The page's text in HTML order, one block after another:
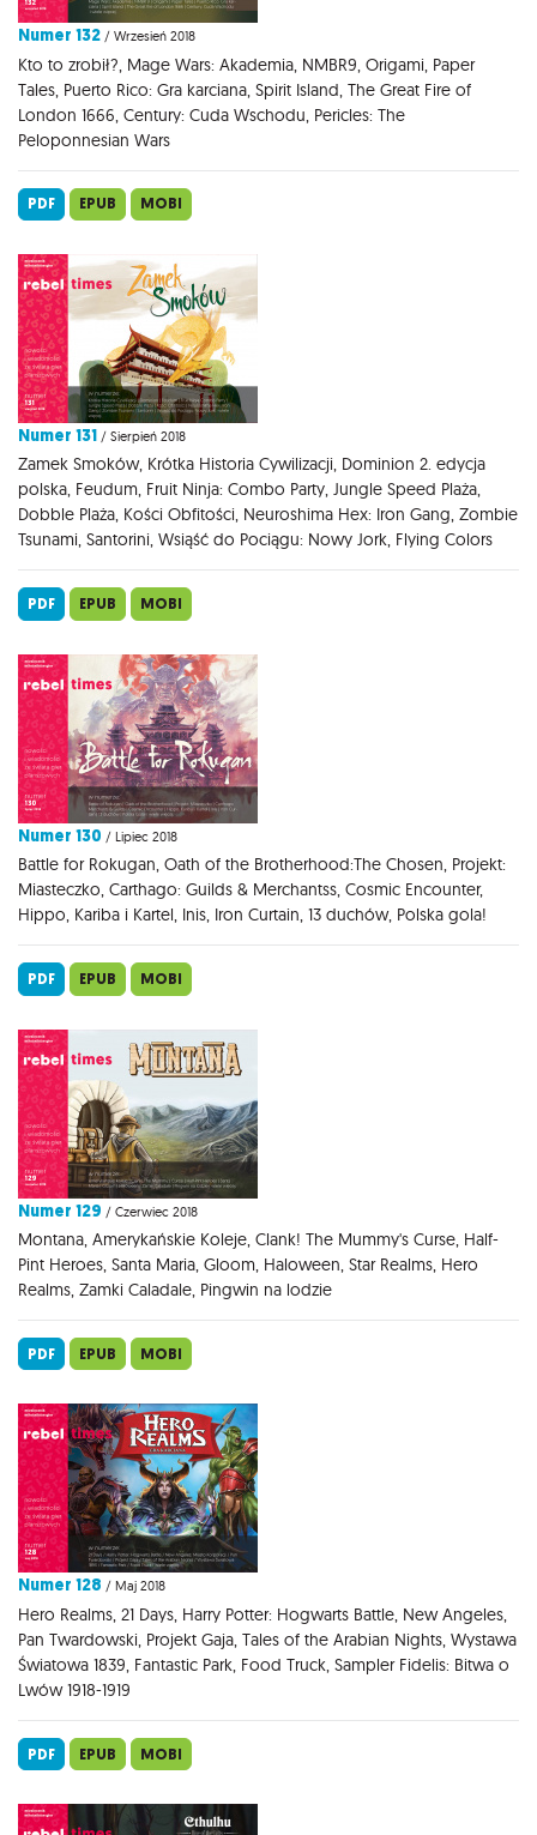
Numer 132 / Wrzesień 2018
Kto to zrobił?, Mage Wars: Akademia, NMBR9, Origami, Paper
Tales, Puerto Rico: Gra karciana, Spirit Island, The Great Fire of
London 1666, Century: Cuda Wschodu, Pericles: The
Peloponnesian Wars
PDF EPUB MOBI
Numer 131 / Sierpień 2018
Zamek Smoków, Krótka Historia Cywilizacji, Dominion 2. edycja
polska, Feudum, Fruit Ninja: Combo Party, Jungle Speed Plaża,
Dobble Plaża, Kości Obfitości, Neuroshima Hex: Iron Gang, Zombie
Tsunami, Santorini, Wsiąść do Pociągu: Nowy Jork, Flying Colors
PDF EPUB MOBI
Numer 130 / Lipiec 2018
Battle for Rokugan, Oath of the Brotherhood:The Chosen, Projekt:
Miasteczko, Carthago: Guilds & Merchantss, Cosmic Encounter,
Hippo, Kariba i Kartel, Inis, Iron Curtain, 13 duchów, Polska gola!
PDF EPUB MOBI
Numer 129 / Czerwiec 2018
Montana, Amerykańskie Koleje, Clank! The Mummy's Curse, Half-
Pint Heroes, Santa Maria, Gloom, Haloween, Star Realms, Hero
Realms, Zamki Caladale, Pingwin na lodzie
PDF EPUB MOBI
Numer 128 / Maj 2018
Hero Realms, 21 Days, Harry Potter: Hogwarts Battle, New Angeles,
Pan Twardowski, Projekt Gaja, Tales of the Arabian Nights, Wystawa
Światowa 1839, Fantastic Park, Food Truck, Sampler Fidelis: Bitwa o
Lwów 1918-1919
PDF EPUB MOBI